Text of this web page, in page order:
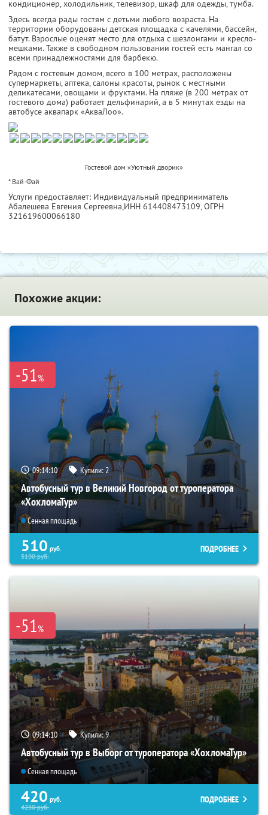
кондиционер, холодильник, телевизор, шкаф для одежды, тумба.
Здесь всегда рады гостям с детьми любого возраста. На
территории оборудованы детская площадка с качелями, бассейн,
батут. Взрослые оценят место для отдыха с шезлонгами и кресло-
мешками. Также в свободном пользовании гостей есть мангал со
всеми принадлежностями для барбекю.
Рядом с гостевым домом, всего в 100 метрах, расположены
супермаркеты, аптека, салоны красоты, рынок с местными
деликатесами, овощами и фруктами. На пляже (в 200 метрах от
гостевого дома) работает дельфинарий, а в 5 минутах езды на
автобусе аквапарк «АкваЛоо».
Гостевой дом «Уютный дворик»
* Вай-Фай
Услуги предоставляет: Индивидуальный предприниматель
Абалешева Евгения Сергеевна,ИНН 614408473109, ОГРН
321619600066180
Похожие акции:
-51%
09:14:09 Купили:2
Автобусный тур в Великий Новгород от туроператора
«ХохломаТур»
Сенная площадь
510 руб.
5190руб.
ПОДРОБНЕЕ
-51%
09:14:09 Купили:9
Автобусный тур в Выборг от туроператора «ХохломаТур»
Сенная площадь
420 руб.
4230руб.
ПОДРОБНЕЕ